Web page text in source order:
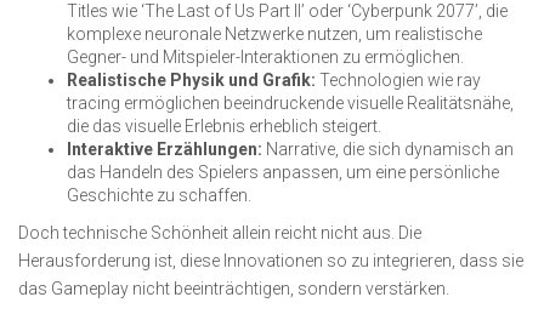
Titles wie ‘The Last of Us Part II’ oder ‘Cyberpunk 2077’, die
komplexe neuronale Netzwerke nutzen, um realistische
Gegner- und Mitspieler-Interaktionen zu ermöglichen.
Realistische Physik und Grafik: Technologien wie ray
tracing ermöglichen beeindruckende visuelle Realitätsnähe,
die das visuelle Erlebnis erheblich steigert.
Interaktive Erzählungen: Narrative, die sich dynamisch an
das Handeln des Spielers anpassen, um eine persönliche
Geschichte zu schaffen.
Doch technische Schönheit allein reicht nicht aus. Die
Herausforderung ist, diese Innovationen so zu integrieren, dass sie
das Gameplay nicht beeinträchtigen, sondern verstärken.